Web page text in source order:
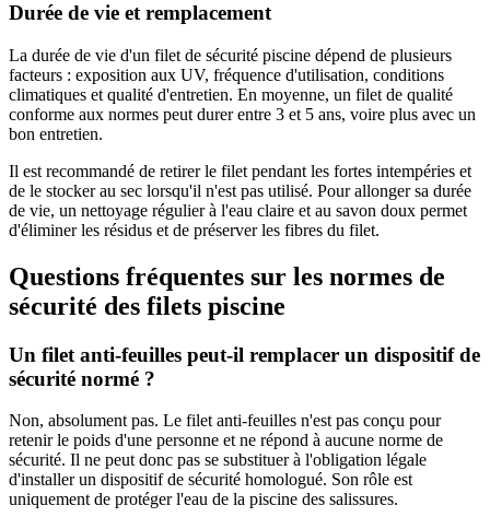
Durée de vie et remplacement
La durée de vie d'un filet de sécurité piscine dépend de plusieurs
facteurs : exposition aux UV, fréquence d'utilisation, conditions
climatiques et qualité d'entretien. En moyenne, un filet de qualité
conforme aux normes peut durer entre 3 et 5 ans, voire plus avec un
bon entretien.
Il est recommandé de retirer le filet pendant les fortes intempéries et
de le stocker au sec lorsqu'il n'est pas utilisé. Pour allonger sa durée
de vie, un nettoyage régulier à l'eau claire et au savon doux permet
d'éliminer les résidus et de préserver les fibres du filet.
Questions fréquentes sur les normes de
sécurité des filets piscine
Un filet anti-feuilles peut-il remplacer un dispositif de
sécurité normé ?
Non, absolument pas. Le filet anti-feuilles n'est pas conçu pour
retenir le poids d'une personne et ne répond à aucune norme de
sécurité. Il ne peut donc pas se substituer à l'obligation légale
d'installer un dispositif de sécurité homologué. Son rôle est
uniquement de protéger l'eau de la piscine des salissures.